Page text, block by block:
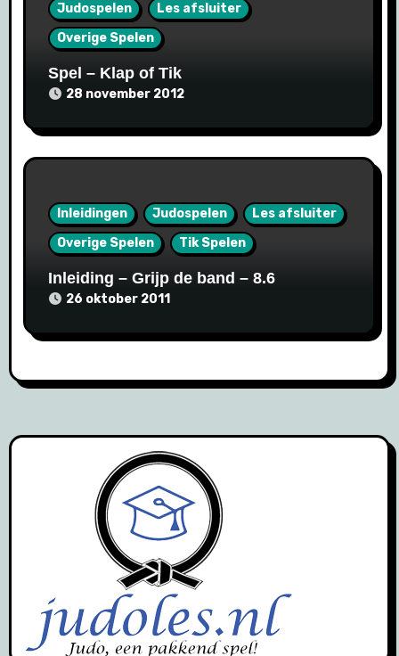
Judospelen
Les afsluiter
Overige Spelen
Spel – Klap of Tik
28 november 2012
Inleidingen Judospelen
Les afsluiter
Overige Spelen
Tik Spelen
Inleiding – Grijp de band – 8.6
26 oktober 2011